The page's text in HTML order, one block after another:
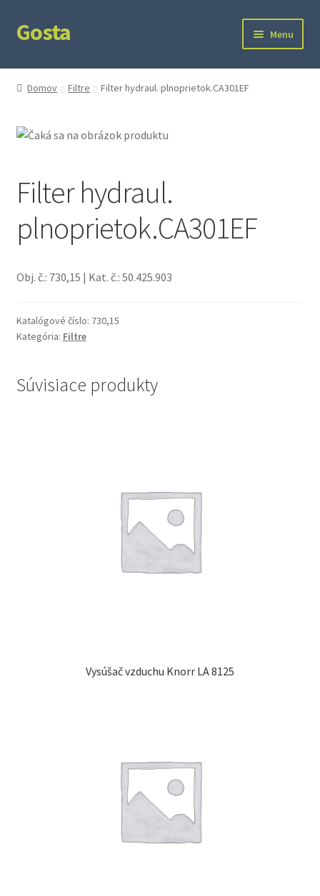
Preskočiť
na
Preskočiť
na
Gosta Menu
Domov
Ochrana súkromia
Domov Filtre Filter hydraul. plnoprietok.CA301EF
Filter hydraul.
plnoprietok.CA301EF
Obj. č.: 730,15 | Kat. č.: 50.425.903
Katalógové číslo: 730,15
Kategória: Filtre
Súvisiace produkty
Vysúšač vzduchu Knorr LA 8125